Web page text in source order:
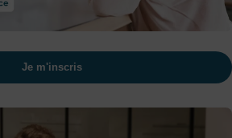
Je m'inscris